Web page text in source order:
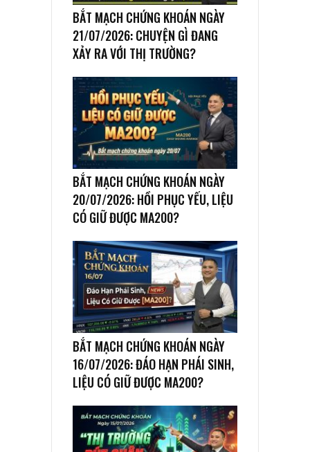
BẮT MẠCH CHỨNG KHOÁN NGÀY
21/07/2026: CHUYỆN GÌ ĐANG
XẢY RA VỚI THỊ TRƯỜNG?
BẮT MẠCH CHỨNG KHOÁN NGÀY
20/07/2026: HỒI PHỤC YẾU, LIỆU
CÓ GIỮ ĐƯỢC MA200?
BẮT MẠCH CHỨNG KHOÁN NGÀY
16/07/2026: ĐÁO HẠN PHÁI SINH,
LIỆU CÓ GIỮ ĐƯỢC MA200?